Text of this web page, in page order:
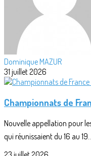
Dominique MAZUR
31 juillet 2026
Championnats de
Nouvelle appellation pour
qui réunissaient du 16 au 19...